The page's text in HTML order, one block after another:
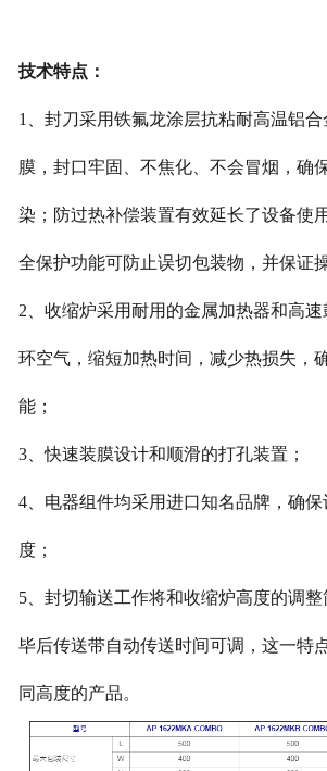
技术特点：
1、封刀采用铁氟龙涂层抗粘耐高温铝
膜，封口牢固、不焦化、不会冒烟，确
染；防过热补偿装置有效延长了设备使
全保护功能可防止误切包装物，并保证
2、收缩炉采用耐用的金属加热器和高
环空气，缩短加热时间，减少热损失，
能；
3、快速装膜设计和顺滑的打孔装置；
4、电器组件均采用进口知名品牌，确
度；
5、封切输送工作将和收缩炉高度的调
毕后传送带自动传送时间可调，这一特
同高度的产品。